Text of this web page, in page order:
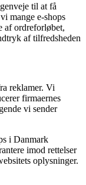
til at få
mange e-shops
af ordreforløbet,
af tilfredsheden
reklamer. Vi
firmaernes
vi sender
i Danmark
imod rettelser
oplysninger.